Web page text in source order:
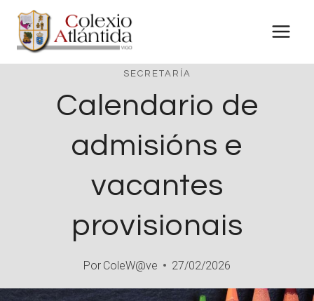
Saltar
contenido
SECRETARÍA
Calendario de
admisións e
vacantes
provisionais
Por ColeW@ve 27/02/2026